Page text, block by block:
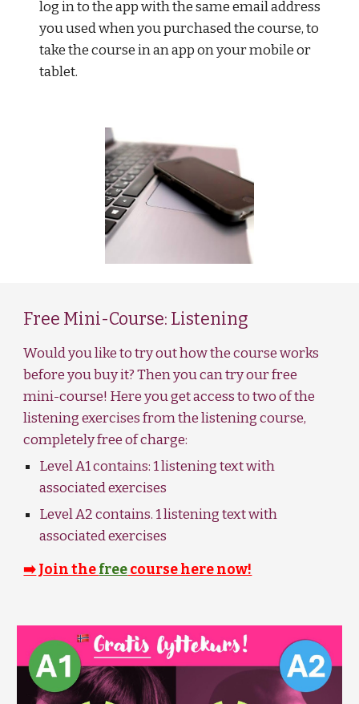
log in to the app with the same email address
you used when you purchased the course, to
take the course in an app on your mobile or
tablet.
Free Mini-Course: Listening
Would you like to try out how the course works
before you buy it? Then you can try our free
mini-course! Here you get access to two of the
listening exercises from the listening course,
completely free of charge:
Level A1 contains: 1 listening text with
associated exercises
Level A2 contains. 1 listening text with
associated exercises
➡️Join thefreecourse here now!